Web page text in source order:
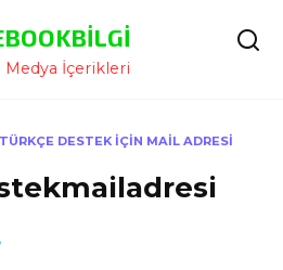
Medya İçerikleri
DESTEK IÇIN MAIL ADRESI